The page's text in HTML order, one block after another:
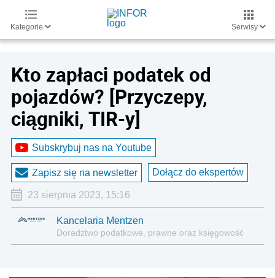
Kategorie Serwisy
Kto zapłaci podatek od
pojazdów? [Przyczepy,
ciągniki, TIR-y]
Subskrybuj nas na Youtube
Zapisz się na newsletter Dołącz do ekspertów
23 sierpnia 2023, 15:16
Kancelaria Mentzen
Doradztwo podatkowe, prawne oraz księgowość